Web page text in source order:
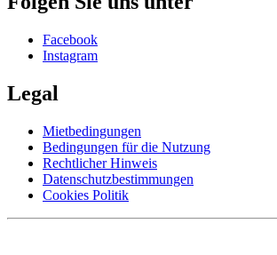
Facebook
Instagram
Legal
Mietbedingungen
Bedingungen für die Nutzung
Rechtlicher Hinweis
Datenschutzbestimmungen
Cookies Politik